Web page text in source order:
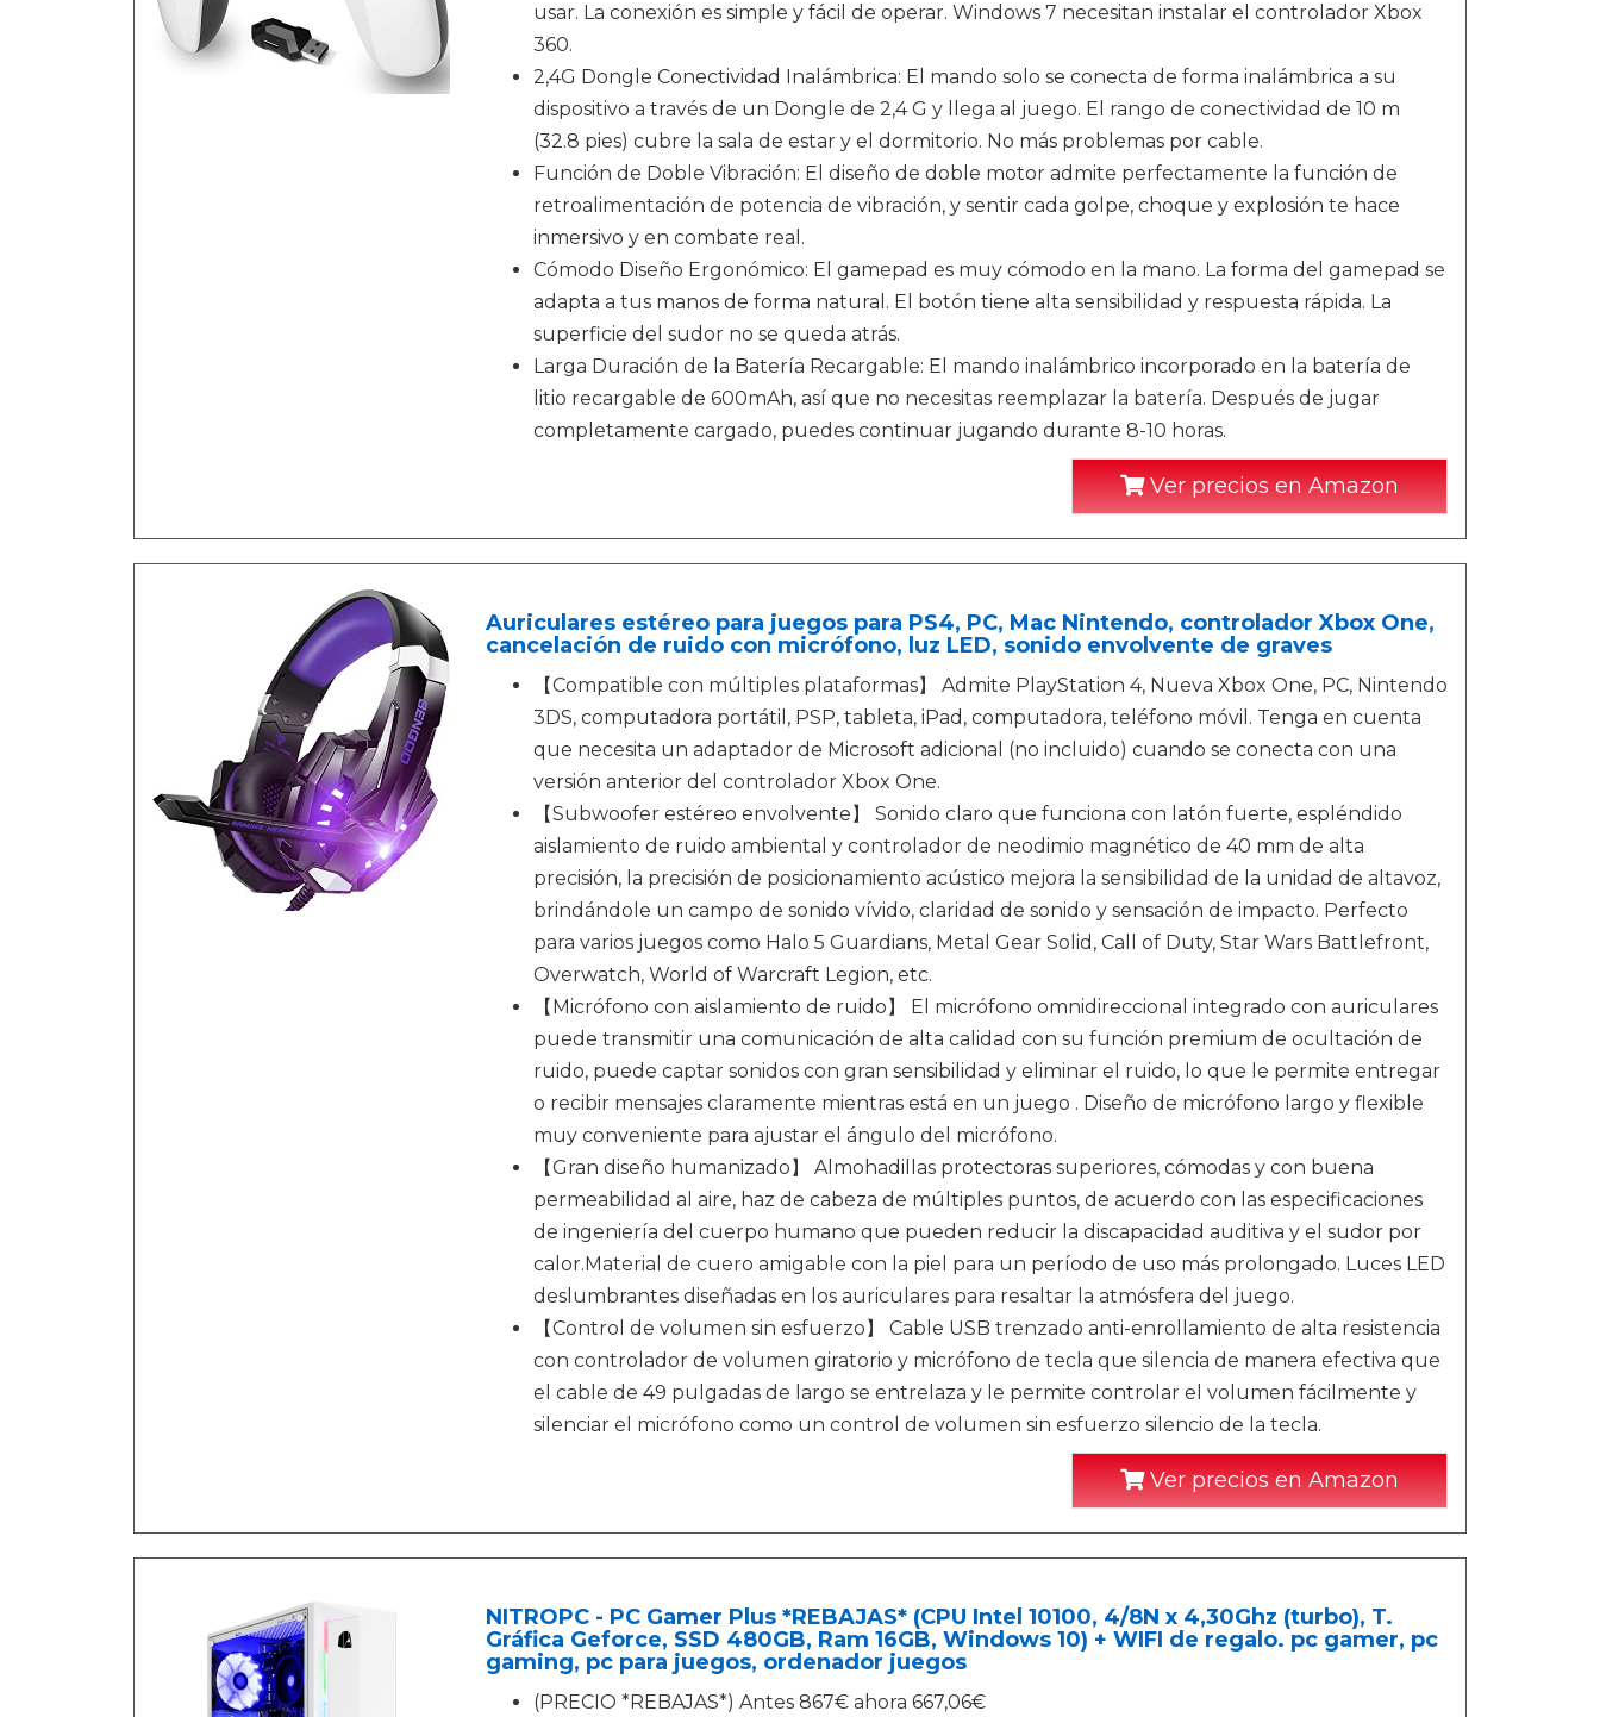
usar. La conexión es simple y fácil de operar. Windows 7 necesitan instalar el controlador Xbox
360.
2,4G Dongle Conectividad Inalámbrica: El mando solo se conecta de forma inalámbrica a su
dispositivo a través de un Dongle de 2,4 G y llega al juego. El rango de conectividad de 10 m
(32.8 pies) cubre la sala de estar y el dormitorio. No más problemas por cable.
Función de Doble Vibración: El diseño de doble motor admite perfectamente la función de
retroalimentación de potencia de vibración, y sentir cada golpe, choque y explosión te hace
inmersivo y en combate real.
Cómodo Diseño Ergonómico: El gamepad es muy cómodo en la mano. La forma del gamepad se
adapta a tus manos de forma natural. El botón tiene alta sensibilidad y respuesta rápida. La
superficie del sudor no se queda atrás.
Larga Duración de la Batería Recargable: El mando inalámbrico incorporado en la batería de
litio recargable de 600mAh, así que no necesitas reemplazar la batería. Después de jugar
completamente cargado, puedes continuar jugando durante 8-10 horas.
Ver precios en Amazon
Auriculares estéreo para juegos para PS4, PC, Mac Nintendo, controlador Xbox One,
cancelación de ruido con micrófono, luz LED, sonido envolvente de graves
【Compatible con múltiples plataformas】 Admite PlayStation 4, Nueva Xbox One, PC, Nintendo
3DS, computadora portátil, PSP, tableta, iPad, computadora, teléfono móvil. Tenga en cuenta
que necesita un adaptador de Microsoft adicional (no incluido) cuando se conecta con una
versión anterior del controlador Xbox One.
【Subwoofer estéreo envolvente】 Sonido claro que funciona con latón fuerte, espléndido
aislamiento de ruido ambiental y controlador de neodimio magnético de 40 mm de alta
precisión, la precisión de posicionamiento acústico mejora la sensibilidad de la unidad de altavoz,
brindándole un campo de sonido vívido, claridad de sonido y sensación de impacto. Perfecto
para varios juegos como Halo 5 Guardians, Metal Gear Solid, Call of Duty, Star Wars Battlefront,
Overwatch, World of Warcraft Legion, etc.
【Micrófono con aislamiento de ruido】 El micrófono omnidireccional integrado con auriculares
puede transmitir una comunicación de alta calidad con su función premium de ocultación de
ruido, puede captar sonidos con gran sensibilidad y eliminar el ruido, lo que le permite entregar
o recibir mensajes claramente mientras está en un juego . Diseño de micrófono largo y flexible
muy conveniente para ajustar el ángulo del micrófono.
【Gran diseño humanizado】 Almohadillas protectoras superiores, cómodas y con buena
permeabilidad al aire, haz de cabeza de múltiples puntos, de acuerdo con las especificaciones
de ingeniería del cuerpo humano que pueden reducir la discapacidad auditiva y el sudor por
calor.Material de cuero amigable con la piel para un período de uso más prolongado. Luces LED
deslumbrantes diseñadas en los auriculares para resaltar la atmósfera del juego.
【Control de volumen sin esfuerzo】 Cable USB trenzado anti-enrollamiento de alta resistencia
con controlador de volumen giratorio y micrófono de tecla que silencia de manera efectiva que
el cable de 49 pulgadas de largo se entrelaza y le permite controlar el volumen fácilmente y
silenciar el micrófono como un control de volumen sin esfuerzo silencio de la tecla.
Ver precios en Amazon
NITROPC - PC Gamer Plus *REBAJAS* (CPU Intel 10100, 4/8N x 4,30Ghz (turbo), T.
Gráfica Geforce, SSD 480GB, Ram 16GB, Windows 10) + WIFI de regalo. pc gamer, pc
gaming, pc para juegos, ordenador juegos
(PRECIO *REBAJAS*) Antes 867€ ahora 667,06€